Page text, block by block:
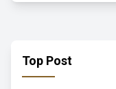
Top Post